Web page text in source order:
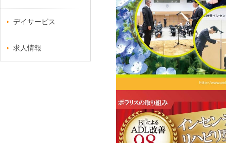
デイサービス
求人情報